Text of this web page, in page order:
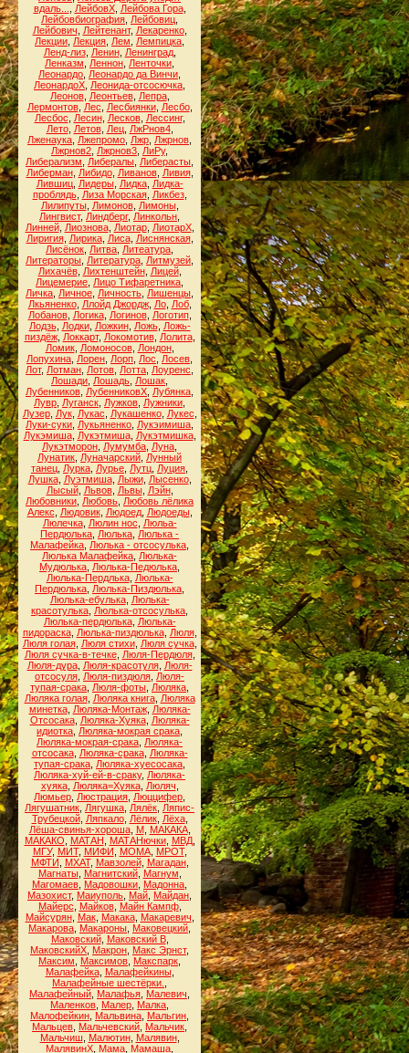
вдаль...
ЛейбовХ, Лейбова Гора,
Лейбовбиография Лейбовиц
Лейбович
Лейтенант, Лекаренко,
Лекции Лекция Лем Лемпицка
Ленд-лиз, Ленин, Ленинград,
Ленказм
Леннон Ленточки
Леонардо Леонардо да Винчи
ЛеонардоХ Леонида-отсосючка
Леонов, Леонтьев, Лепра,
Лермонтов, Лес Лесбиянки, Лесбо,
Лесбос
Лесин, Лесков, Лессинг,
Лето, Летов, Лец, ЛжРнов4,
Лженаука Лжепромо Лжр Лжрнов
Лжрнов2 Лжрнов3 ЛиРу,
Либерализм
Либералы Либерасты
Либерман, Либидо, Ливанов, Ливия,
Лившиц, Лидеры, Лидка, Лидка-
проблядь, Лиза Морская, Ликбез,
Лилипуты, Лимонов, Лимоны,
Лингвист, Линдберг, Линкольн
Линней, Лиознова, Лиотар, ЛиотарХ,
Лиригия, Лирика, Лиса, Лиснянская,
Лисёнок Литва Литеатура
Литераторы Литература Литмузей
Лихачёв, Лихтенштейн, Лицей,
Лицемерие Лицо Тифаретника
Личка Личное Личность Лишенцы
Лкьяненко, Ллойд Джордж, Ло, Лоб,
Лобанов, Логика, Логинов, Логотип,
Лодзь, Лодки, Ложкин, Ложь, Ложь-
пиздёж, Локкарт, Локомотив, Лолита,
Ломик, Ломоносов, Лондон,
Лопухина Лорен Лорп Лос Лосев
Лот, Лотман Лотов Лотта Лоуренс
Лошади Лошадь Лошак
Лубенников ЛубенниковХ Лубянка
Лувр Луганск Лужков Лужники
Лузер, Лук, Лукас Лукашенко, Лукес
Луки-суки Лукьяненко Лукэимиша
Лукэмиша, Лукэтмиша, Лукэтмишка,
Лукэтморон Лумумба Луна
Лунатик Луначарский Лунный
танец Лурка Лурье Лутц Луция
Лушка, Луэтмиша, Лыжи, Лысенко,
Лысый, Львов, Львы, Лэйн,
Любовники Любовь Любовь лёлика
Алекс
Людовик, Людоед, Людоеды,
Люлечка, Люлин нос
Люльа-
Пердюлька Люлька Люлька -
Малафейка Люлька - отсосулька
Люлька Малафейка Люлька-
Мудюлька Люлька-Педюлька
Люлька-Пердлька, Люлька-
Пердюлька Люлька-Пиздюлька
Люлька-ебулька, Люлька-
красотулька Люлька-отсосулька
Люлька-пердюлька, Люлька-
пидораска, Люлька-пиздюлька, Люля,
Люля голая, Люля стихи, Люля сучка,
Люля сучка-в-течке, Люля-Пердюля,
Люля-дура, Люля-красотуля, Люля-
отсосуля Люля-пиздюля Люля-
тупая-срака Люля-фоты Люляка
Люляка голая, Люляка книга, Люляка
минетка, Люляка-Монтаж, Люляка-
Отсосака, Люляка-Хуяка, Люляка-
идиотка Люляка-мокрая срака
Люляка-мокрая-срака Люляка-
отсосака, Люляка-срака, Люляка-
тупая-срака Люляка-хуесосака
Люляка-хуй-ей-в-сраку, Люляка-
хуяка, Люляка=Хуяка, Люляч
Люмьер Люстрация Люццифер
Лягушатник Лягушка Лялёк Ляпис-
Трубецкой, Ляпкало, Лёлик, Лёха,
Лёша-свинья-хороша, М, МАКАКА,
МАКАКО
МАТАН МАТАНючки, МВД,
МГУ, МИТ, МИФИ МОМА, МРОТ,
МФТИ
МХАТ, Мавзолей, Магадан,
Магнаты, Магнитский, Магнум
Магомаев Мадовошки Мадонна
Мазохист, Маиуполь Май Майдан
Майерс
Майков, Майн Кампф,
Майсурян, Мак, Макака, Макаревич
Макарова Макароны Маковецкий
Маковский, Маковский В,
МаковскийХ Макрон Макс Эрнст,
Максим
Максимов Макспарк
Малафейка, Малафейкины,
Малафейные шестёрки.
Малафейный Малафья Малевич
Маленков Малер Малка
Малофейкин Мальвина Мальгин
Мальцев Мальчевский Мальчик
Мальчиш
Малютин, Малявин,
МалявинХ Мама Мамаша